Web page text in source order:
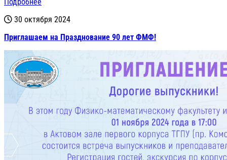
30 октября 2024
Приглашаем на Празднование 90 лет ФМФ!